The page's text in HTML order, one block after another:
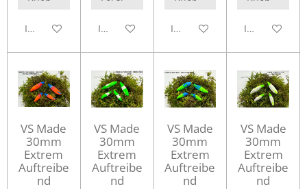
In den WarenkorbIn den WarenkorbIn den WarenkorbIn den
VS Made
30mm
Extrem
Auftreibe
nd
VS Made
30mm
Extrem
Auftreibe
nd
VS Made
30mm
Extrem
Auftreibe
nd
VS Made
30mm
Extrem
Auftreibe
nd